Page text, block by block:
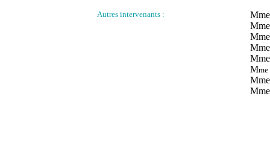
Autres intervenants :
M